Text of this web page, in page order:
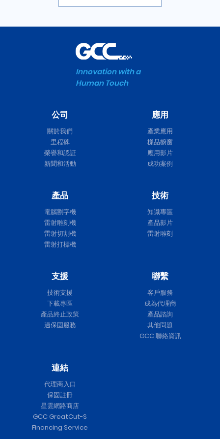
Innovation with a
Human Touch
公司
關於我們
里程碑
榮譽和認証
新聞和活動
應用
產業應用
樣品櫥窗
應用影片
成功案例
產品
電腦割字機
雷射雕刻機
雷射切割機
雷射打標機
技術
知識專區
產品影片
雷射雕刻
支援
技術支援
下載專區
產品終止政策
過保固服務
聯繫
客戶服務
成為代理商
產品諮詢
其他問題
GCC 聯絡資訊
連結
代理商入口
保固註冊
星雲網路商店
GCC GreatCut-S
Financing Service